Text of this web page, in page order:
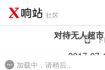
对待无人超
2017-07-
加载中，请稍后...